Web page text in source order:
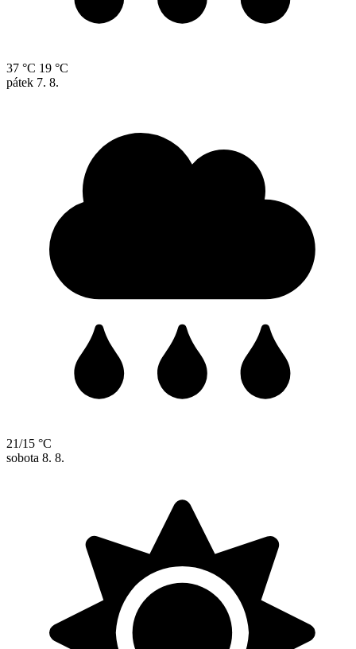
37 °C 19 °C
pátek 7. 8.
21/15 °C
sobota 8. 8.